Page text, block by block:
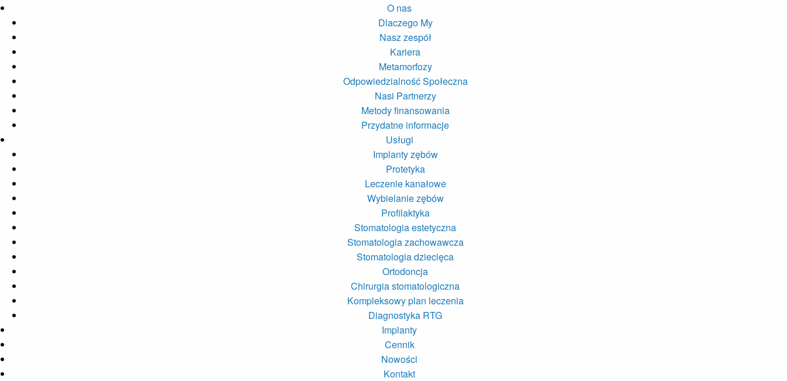
O nas
Dlaczego My
Nasz zespół
Kariera
Metamorfozy
Odpowiedzialność Społeczna
Nasi Partnerzy
Metody finansowania
Przydatne informacje
Usługi
Implanty zębów
Protetyka
Leczenie kanałowe
Wybielanie zębów
Profilaktyka
Stomatologia estetyczna
Stomatologia zachowawcza
Stomatologia dziecięca
Ortodoncja
Chirurgia stomatologiczna
Kompleksowy plan leczenia
Diagnostyka RTG
Implanty
Cennik
Nowości
Kontakt